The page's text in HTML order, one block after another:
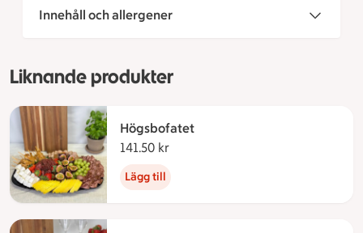
Innehåll och allergener
Liknande produkter
Högsbofatet
141.50 kr
Lägg till